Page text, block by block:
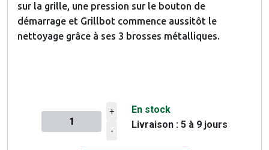
sur la grille, une pression sur le bouton de
démarrage et Grillbot commence aussitôt le
nettoyage grâce à ses 3 brosses métalliques.
Quantité à ajouter au panier
+
-
En stock
Livraison : 5 à 9 jours